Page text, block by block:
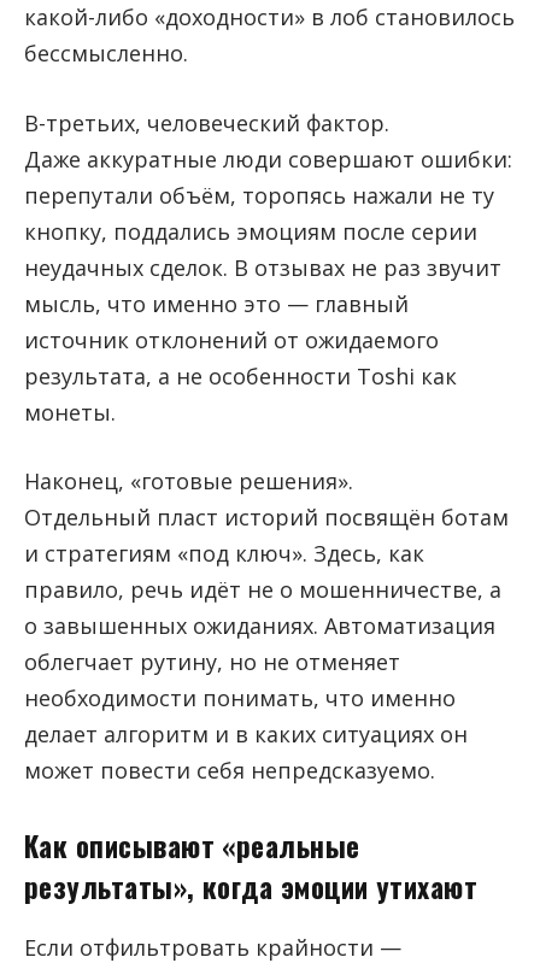
какой-либо «доходности» в лоб становилось
бессмысленно.
В-третьих, человеческий фактор.
Даже аккуратные люди совершают ошибки:
перепутали объём, торопясь нажали не ту
кнопку, поддались эмоциям после серии
неудачных сделок. В отзывах не раз звучит
мысль, что именно это — главный
источник отклонений от ожидаемого
результата, а не особенности Toshi как
монеты.
Наконец, «готовые решения».
Отдельный пласт историй посвящён ботам
и стратегиям «под ключ». Здесь, как
правило, речь идёт не о мошенничестве, а
о завышенных ожиданиях. Автоматизация
облегчает рутину, но не отменяет
необходимости понимать, что именно
делает алгоритм и в каких ситуациях он
может повести себя непредсказуемо.
Как описывают «реальные
результаты», когда эмоции утихают
Если отфильтровать крайности —